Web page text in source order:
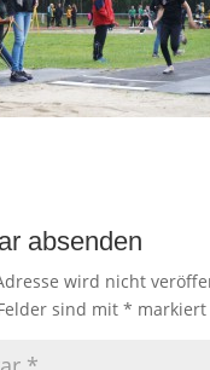
absenden
wird nicht
sind mit * markiert